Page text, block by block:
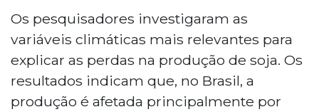
Os pesquisadores investigaram as
variáveis climáticas mais relevantes para
explicar as perdas na produção de soja. Os
resultados indicam que, no Brasil, a
produção é afetada principalmente por